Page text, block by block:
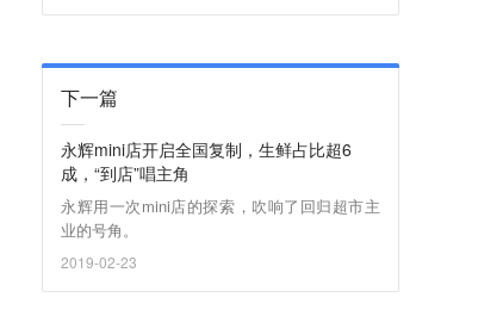
下一篇
永辉mini店开启全国复制，生鲜占比超6
成，“到店”唱主角
永辉用一次mini店的探索，吹响了回归超市主
业的号角。
2019-02-23